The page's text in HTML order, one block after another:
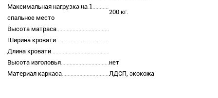
Максимальная нагрузка на 1
спальное место
200 кг.
Высота матраса
Ширина кровати
Длина кровати
Высота изголовья
нет
Материал каркаса
ЛДСП, экокожа